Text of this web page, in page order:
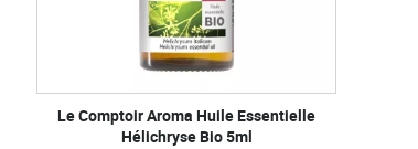
Le Comptoir Aroma Huile Essentielle
Hélichryse Bio 5ml